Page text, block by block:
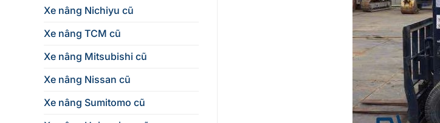
Xe nâng Nichiyu cũ
Xe nâng TCM cũ
Xe nâng Mitsubishi cũ
Xe nâng Nissan cũ
Xe nâng Sumitomo cũ